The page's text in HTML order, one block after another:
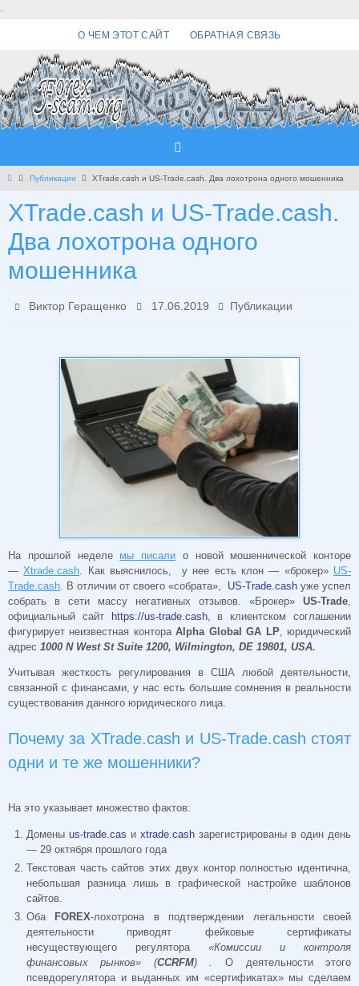
.
О ЧЕМ ЭТОТ САЙТ ОБРАТНАЯ СВЯЗЬ
Главная
Публикации XTrade.cash и US-Trade.cash. Два лохотрона одного мошенника
XTrade.cash и US-Trade.cash.
Два лохотрона одного
мошенника
Виктор Геращенко 17.06.2019 Публикации
На прошлой неделе мы писали о новой мошеннической конторе
—Xtrade.cash. Как выяснилось, у нее есть клон — «брокер» US-
Trade.cash. В отличии от своего «собрата», US-Trade.cash уже успел
собрать в сети массу негативных отзывов. «Брокер» US-Trade,
официальный сайт
https://us-trade.cash, в клиентском соглашении
фигурирует неизвестная контораAlphа Glоbаl GA LP, юридический
адрес 1000 N West St Suite 1200, Wilmington, DE 19801, USA.
Учитывая жесткость регулирования в США любой деятельности,
связанной с финансами, у нас есть большие сомнения в реальности
существования данного юридического лица.
Почему за XTrade.cash и US-Trade.cash стоят
одни и те же мошенники?
На это указывает множество фактов:
Домены us-trade.cas и xtrade.cashзарегистрированы в один день
— 29 октября прошлого года
Текстовая часть сайтов этих двух контор полностью идентична,
небольшая разница лишь в графической настройке шаблонов
сайтов.
Оба
FOREX-лохотрона в подтверждении легальности своей
деятельности приводят фейковые сертификаты
несуществующего регулятора «Комиссии и контроля
финансовых рынков» (CCRFM) . О деятельности этого
псевдорегулятора и выданных им «сертификатах» мы сделаем